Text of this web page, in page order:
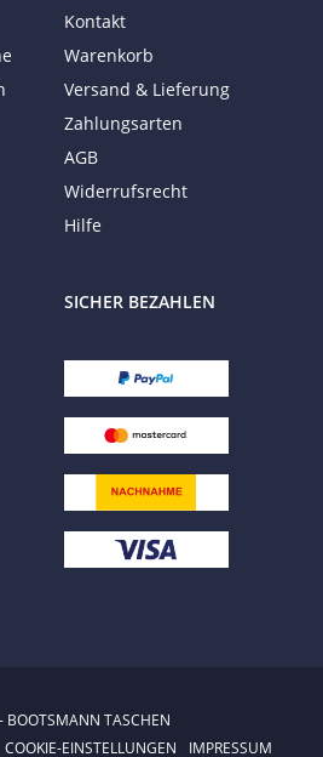
Kontakt
Warenkorb
Versand & Lieferung
Zahlungsarten
AGB
Widerrufsrecht
Hilfe
SICHER BEZAHLEN
TASCHEN
COOKIE-EINSTELLUNGEN IMPRESSUM